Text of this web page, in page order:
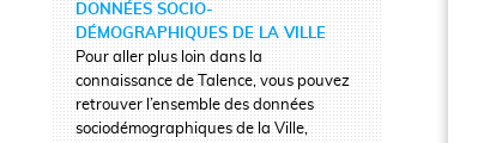
DONNÉES SOCIO-
DÉMOGRAPHIQUES DE LA VILLE
Pour aller plus loin dans la
connaissance de Talence, vous pouvez
retrouver l’ensemble des données
sociodémographiques de la Ville,